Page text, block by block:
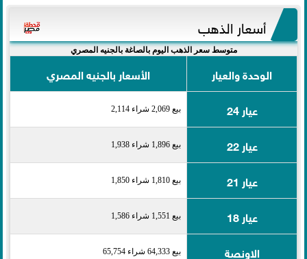
أسعار الذهب
متوسط سعر الذهب اليوم بالصاغة بالجنيه المصري
الوحدة والعيار
الأسعار بالجنيه المصري
عيار 24
بيع 2,069 شراء 2,114
عيار 22 بيع 1,896 شراء 1,938
عيار 21 بيع 1,810 شراء 1,850
عيار 18 بيع 1,551 شراء 1,586
الاونصة بيع 64,333 شراء 65,754